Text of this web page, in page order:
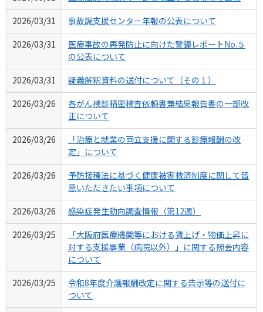
2026/03/31
事故調支援センター年報の公表について
2026/03/31
医療事故の再発防止に向けた警鐘レポートNo.５
の公表について
2026/03/31
疑義解釈資料の送付について（その１）
2026/03/26
各がん検診精密検査依頼書兼結果報告書の一部改
正について
2026/03/26
「治療と就業の両立支援に関する診療報酬の改
定」について
2026/03/26
予防接種法に基づく健康被害救済制度に関して留
意いただきたい事項について
2026/03/26
感染症発生動向調査情報（第12週）
2026/03/25
「大阪府医療機関等における賃上げ・物価上昇に
対する支援事業（病院以外）」に関する照会内容
について
2026/03/25
令和8年度介護報酬改定に関する告示等の送付に
ついて